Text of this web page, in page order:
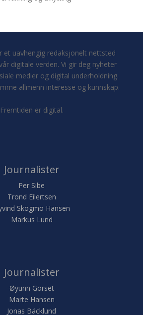
et uavhengig redaksjonelt nettsted
digitale verden. Vi gir deg nyheter
medier og digital underholdning.
allmenn interesse og kunnskap.
Fremtiden er digital.
Journalister
Per Sibe
Trond Eilertsen
Skogmo Hansen
Markus Lund
Journalister
Øyunn Gorset
Marte Hansen
Jonas Bäcklund